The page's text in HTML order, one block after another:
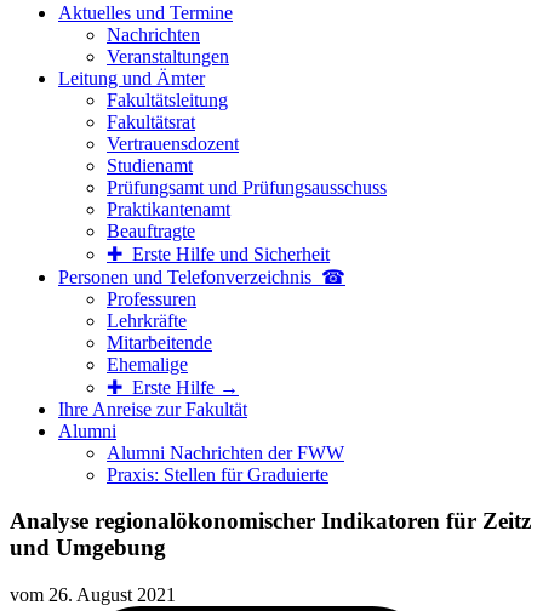
Aktuelles und Termine
Nachrichten
Veranstaltungen
Leitung und Ämter
Fakultätsleitung
Fakultätsrat
Vertrauensdozent
Studienamt
Prüfungsamt und Prüfungsausschuss
Praktikantenamt
Beauftragte
✚ Erste Hilfe und Sicherheit
Personen und Telefon­verzeichnis ☎
Professuren
Lehrkräfte
Mitarbeitende
Ehemalige
✚ Erste Hilfe →
Ihre Anreise zur Fakultät
Alumni
Alumni Nachrichten der FWW
Praxis: Stellen für Graduierte
Analyse regionalökonomischer Indikatoren für Zeitz
und Umgebung
vom 26. August 2021